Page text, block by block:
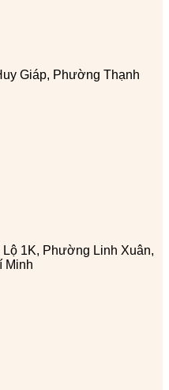
Giáp, Phường Thạnh
Lộ 1K, Phường Linh Xuân,
Minh